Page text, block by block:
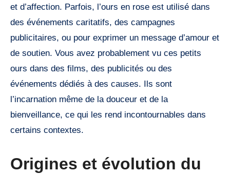
et d’affection. Parfois, l’ours en rose est utilisé dans
des événements caritatifs, des campagnes
publicitaires, ou pour exprimer un message d’amour et
de soutien. Vous avez probablement vu ces petits
ours dans des films, des publicités ou des
événements dédiés à des causes. Ils sont
l’incarnation même de la douceur et de la
bienveillance, ce qui les rend incontournables dans
certains contextes.
Origines et évolution du